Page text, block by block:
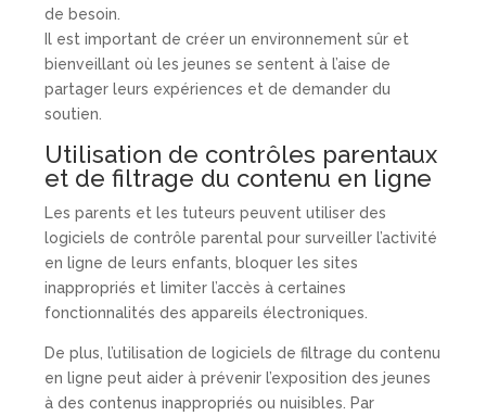
de besoin.
Il est important de créer un environnement sûr et
bienveillant où les jeunes se sentent à l’aise de
partager leurs expériences et de demander du
soutien.
Utilisation de contrôles parentaux
et de filtrage du contenu en ligne
Les parents et les tuteurs peuvent utiliser des
logiciels de contrôle parental pour surveiller l’activité
en ligne de leurs enfants, bloquer les sites
inappropriés et limiter l’accès à certaines
fonctionnalités des appareils électroniques.
De plus, l’utilisation de logiciels de filtrage du contenu
en ligne peut aider à prévenir l’exposition des jeunes
à des contenus inappropriés ou nuisibles. Par